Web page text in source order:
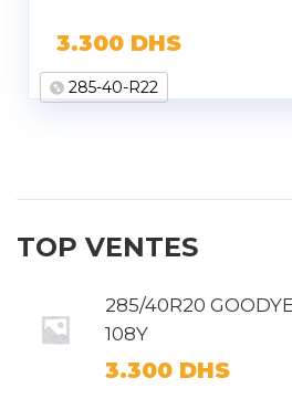
3.300 DHS
285-40-R22
TOP VENTES
285/40R20
108Y
3.300 DHS